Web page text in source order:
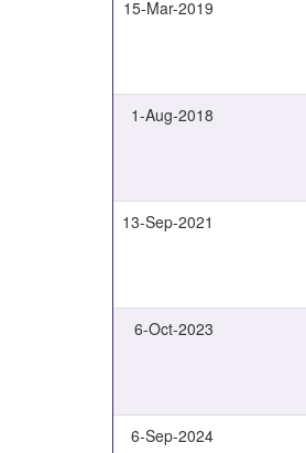
15-Mar-2019
1-Aug-2018
13-Sep-2021
6-Oct-2023
6-Sep-2024